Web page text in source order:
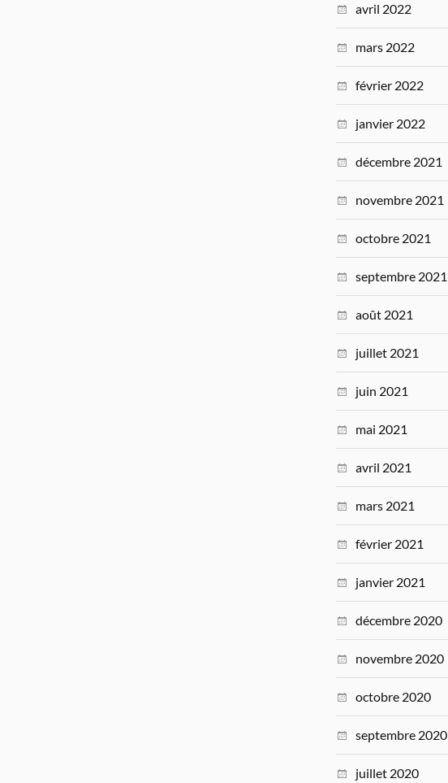
avril 2022
mars 2022
février 2022
janvier 2022
décembre 2021
novembre 2021
octobre 2021
septembre 2021
août 2021
juillet 2021
juin 2021
mai 2021
avril 2021
mars 2021
février 2021
janvier 2021
décembre 2020
novembre 2020
octobre 2020
septembre 2020
juillet 2020